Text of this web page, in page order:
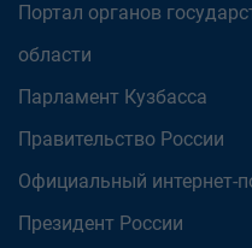
Портал органов
области
Парламент Кузбасса
Правительство России
Официальный интернет-
Президент России